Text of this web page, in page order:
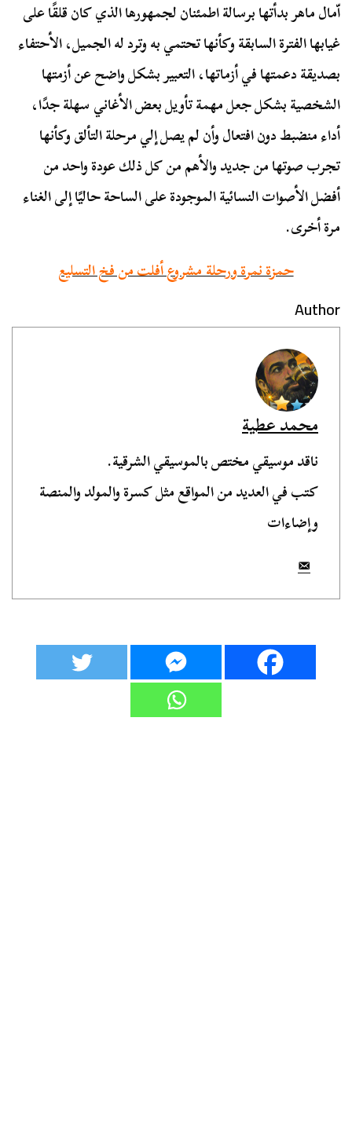
اّمال ماهر بدأتها برسالة اطمئنان لجمهورها الذي كان قلقًا على
غيابها الفترة السابقة وكأنها تحتمي به وترد له الجميل، الأحتفاء
بصديقة دعمتها في أزماتها، التعبير بشكل واضح عن أزمتها
الشخصية بشكل جعل مهمة تأويل بعض الأغاني سهلة جدًا،
أداء منضبط دون افتعال وأن لم يصل إلي مرحلة التألق وكأنها
تجرب صوتها من جديد والأهم من كل ذلك عودة واحد من
أفضل الأصوات النسائية الموجودة على الساحة حاليًا إلى الغناء
مرة أخرى.
حمزة نمرة ورحلة مشروع أفلت من فخ التسليع
Author
محمد عطية
ناقد موسيقي مختص بالموسيقي الشرقية.
كتب في العديد من المواقع مثل كسرة والمولد والمنصة
وإضاءات